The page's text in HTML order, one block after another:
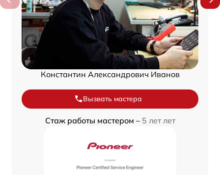
Константин Александрович Иванов
Вызвать мастера
Стаж работы мастером – 5 лет лет